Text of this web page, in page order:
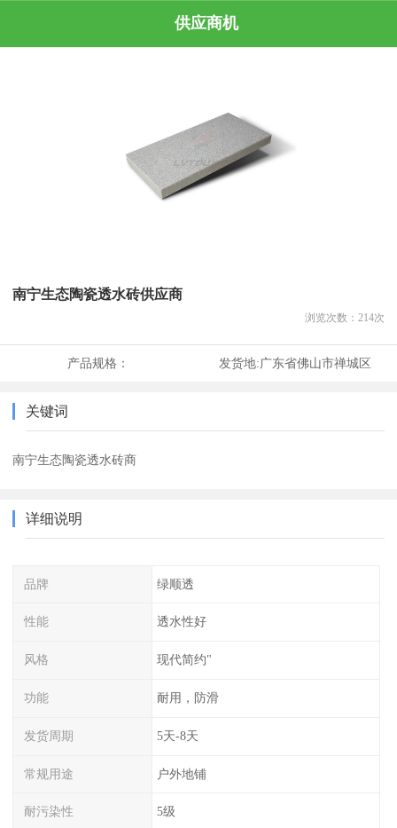
供应商机
南宁生态陶瓷透水砖供应商
浏览次数： 214次
产品规格： 发货地:广东省佛山市禅城区
关键词
南宁生态陶瓷透水砖商
详细说明
品牌 绿顺透
性能 透水性好
风格 现代简约"
功能 耐用，防滑
发货周期 5天-8天
常规用途 户外地铺
耐污染性 5级